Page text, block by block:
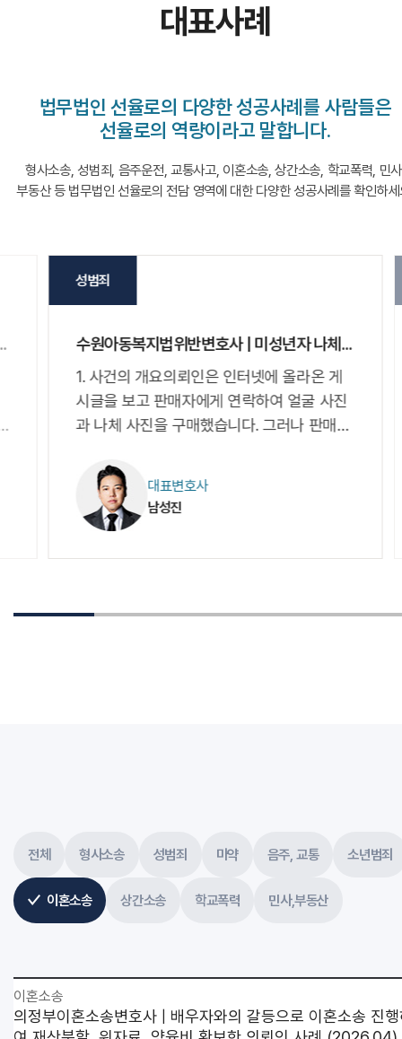
대표사례
법무법인 선율로의 다양한 성공사례를 사람들은
선율로의 역량이라고 말합니다.
형사소송, 성범죄, 음주운전, 교통사고, 이혼소송, 상간소송, 학교폭력, 민
부동산 등 법무법인 선율로의 전담 영역에 대한 다양한 성공사례를 확인하
면허 운전 및 교통사고로...
성범죄
수원아동복지법위반변호사 | 미성년자 나체사진 구매해 아동복지법 위반 혐의...
1. 사건의 개요의뢰인은 인터넷에 올라온 게
시글을 보고 판매자에게 연락하여 얼굴 사진
과 나체 사진을 구매했습니다. 그러나 판매자
암시할....
대표변호사
남성진
전체 형사소송 성범죄 마약 음주, 교통 소년범죄
이혼소송 상간소송 학교폭력 민사,부동산
이혼소송
의정부이혼소송변호사 | 배우자와의 갈등으로 이혼소송 진